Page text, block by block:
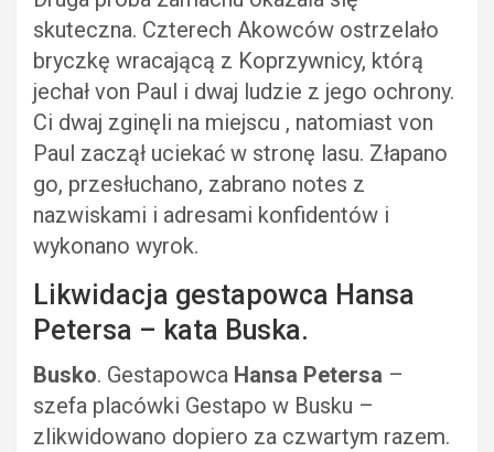
skuteczna. Czterech Akowców ostrzelało
bryczkę wracającą z Koprzywnicy, którą
jechał von Paul i dwaj ludzie z jego ochrony.
Ci dwaj zginęli na miejscu , natomiast von
Paul zaczął uciekać w stronę lasu. Złapano
go, przesłuchano, zabrano notes z
nazwiskami i adresami konfidentów i
wykonano wyrok.
Likwidacja gestapowca Hansa
Petersa – kata Buska.
Busko. Gestapowca Hansa Petersa –
szefa placówki Gestapo w Busku –
zlikwidowano dopiero za czwartym razem.